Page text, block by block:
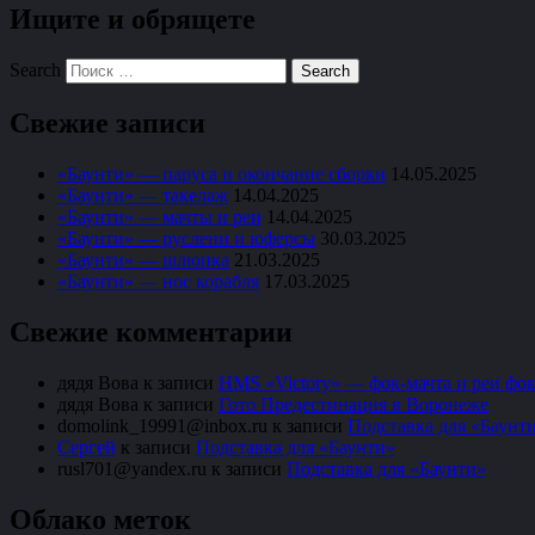
Ищите и обрящете
Search
Свежие записи
«Баунти» — паруса и окончание сборки 14.05.2025
«Баунти» — такелаж 14.04.2025
«Баунти» — мачты и реи 14.04.2025
«Баунти» — руслени и юферсы 30.03.2025
«Баунти» — шлюпка 21.03.2025
«Баунти» — нос корабля 17.03.2025
Свежие комментарии
дядя Вова к записи HMS «Victory» — фок-мачта и реи
дядя Вова к записи Гото Предестинация в Воронеже
domolink_19991@inbox.ru к записи Подставка для
Сергей к записи Подставка для «Баунти»
rusl701@yandex.ru к записи Подставка для «Баунти»
Облако меток